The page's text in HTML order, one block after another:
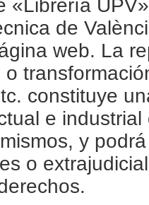
«Librería
de
web. La
o
constituye
e
y
o